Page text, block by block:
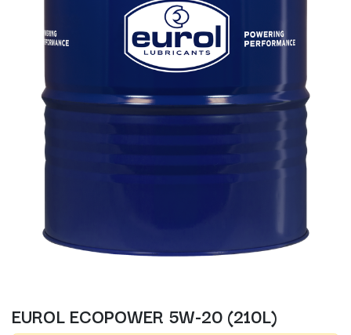
EUROL ECOPOWER 5W-20 (210L)